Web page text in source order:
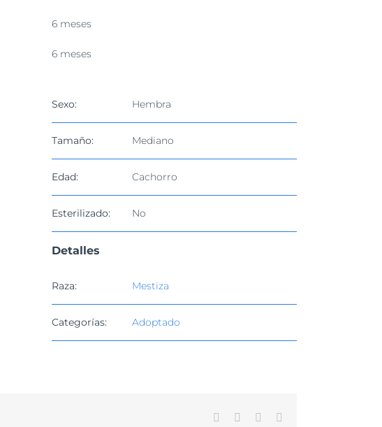
6 meses
6 meses
Sexo: Hembra
Tamaño: Mediano
Edad: Cachorro
Esterilizado: No
Detalles
Raza: Mestiza
Categorías: Adoptado
Facebook WhatsApp